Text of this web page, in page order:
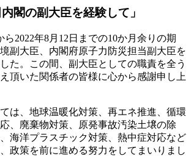
内閣の副大臣を経験して」
2022年8月12日までの10か月余りの期
副大臣、内閣府原子力防災担当副大臣を
た。この間、副大臣としての職責を全う
頂いた関係者の皆様に心から感謝申し上
は、地球温暖化対策、再エネ推進、循環
、廃棄物対策、原発事故汚染土壌の除
海洋プラスチック対策、熱中症対応など
政策を前に進める努力をしてまいりまし